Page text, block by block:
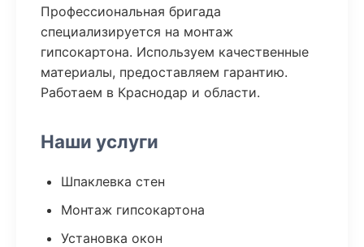
Профессиональная бригада
специализируется на монтаж
гипсокартона. Используем качественные
материалы, предоставляем гарантию.
Работаем в Краснодар и области.
Наши услуги
Шпаклевка стен
Монтаж гипсокартона
Установка окон